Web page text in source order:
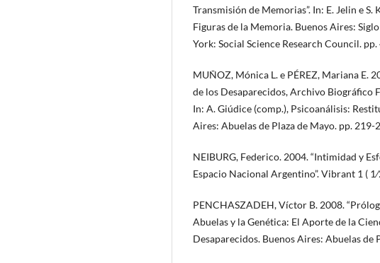
Transmisión de Memorias”. In: E. Jelin e
Figuras de la Memoria. Buenos Aires:
York: Social Science Research Council.
MUÑOZ, Mónica L. e PÉREZ, Mariana E.
de los Desaparecidos, Archivo Biográfico
In: A. Giúdice (comp.), Psicoanálisis:
Aires: Abuelas de Plaza de Mayo. pp. 219-
NEIBURG, Federico. 2004. “Intimidad y
Espacio Nacional Argentino”. Vibrant 1 (
PENCHASZADEH, Víctor B. 2008.
Abuelas y la Genética: El Aporte de la
Desaparecidos. Buenos Aires: Abuelas de